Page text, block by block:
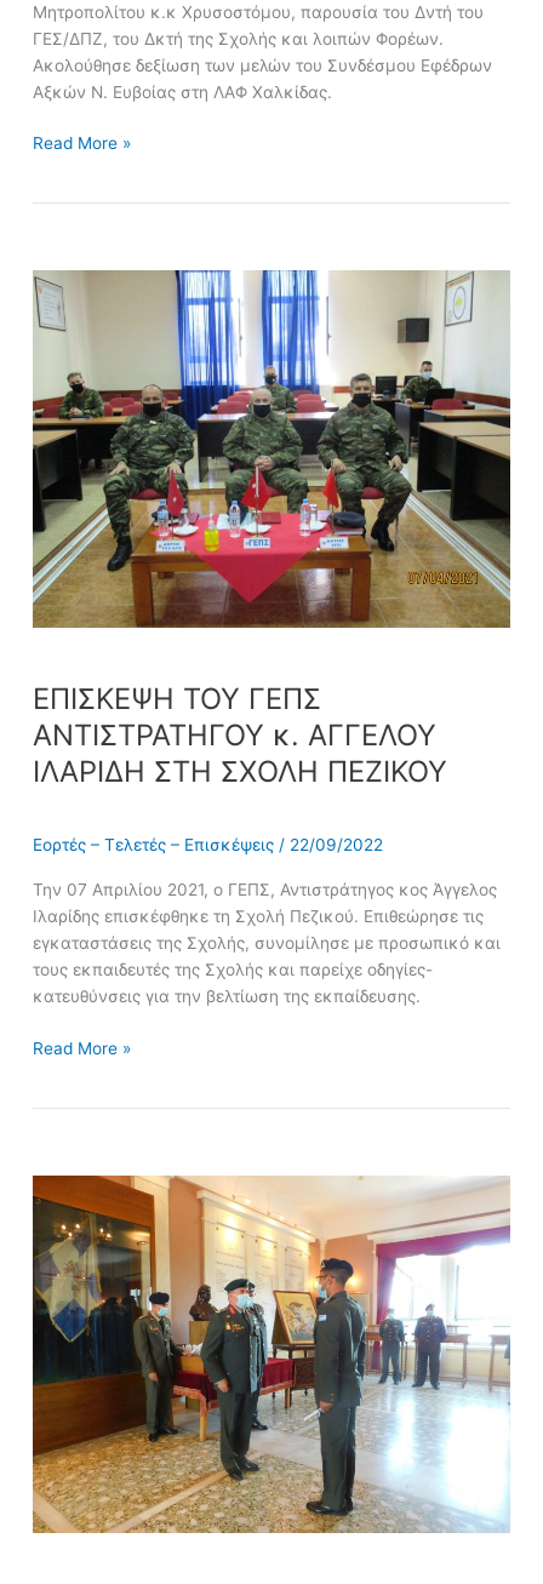
Μητροπολίτου κ.κ Χρυσοστόμου, παρουσία του Δντή του
ΓΕΣ/ΔΠΖ, του Δκτή της Σχολής και λοιπών Φορέων.
Ακολούθησε δεξίωση των μελών του Συνδέσμου Εφέδρων
Αξκών Ν. Ευβοίας στη ΛΑΦ Χαλκίδας.
Read More »
ΕΠΙΣΚΕΨΗ ΤΟΥ ΓΕΠΣ
ΑΝΤΙΣΤΡΑΤΗΓΟΥ κ. ΑΓΓΕΛΟΥ
ΙΛΑΡΙΔΗ ΣΤΗ ΣΧΟΛΗ ΠΕΖΙΚΟΥ
Εορτές – Τελετές – Επισκέψεις / 22/09/2022
Την 07 Απριλίου 2021, ο ΓΕΠΣ, Αντιστράτηγος κος Άγγελος
Ιλαρίδης επισκέφθηκε τη Σχολή Πεζικού. Επιθεώρησε τις
εγκαταστάσεις της Σχολής, συνομίλησε με προσωπικό και
τους εκπαιδευτές της Σχολής και παρείχε οδηγίες-
κατευθύνσεις για την βελτίωση της εκπαίδευσης.
ΕΠΙΣΚΕΨΗ
ΤΟΥ
ΓΕΠΣ
ΑΓΓΕΛΟΥ
ΙΛΑΡΙΔΗ
ΣΤΗ
ΣΧΟΛΗ
ΠΕΖΙΚΟΥ
Read More »
Αποφοίτηση
2ης
Εκπαιδευτικής
Σειράς
του
Ενιαίου
Σχολείου
Προκεχωρημένης
Εκπαίδευσης
Αξιωματικών